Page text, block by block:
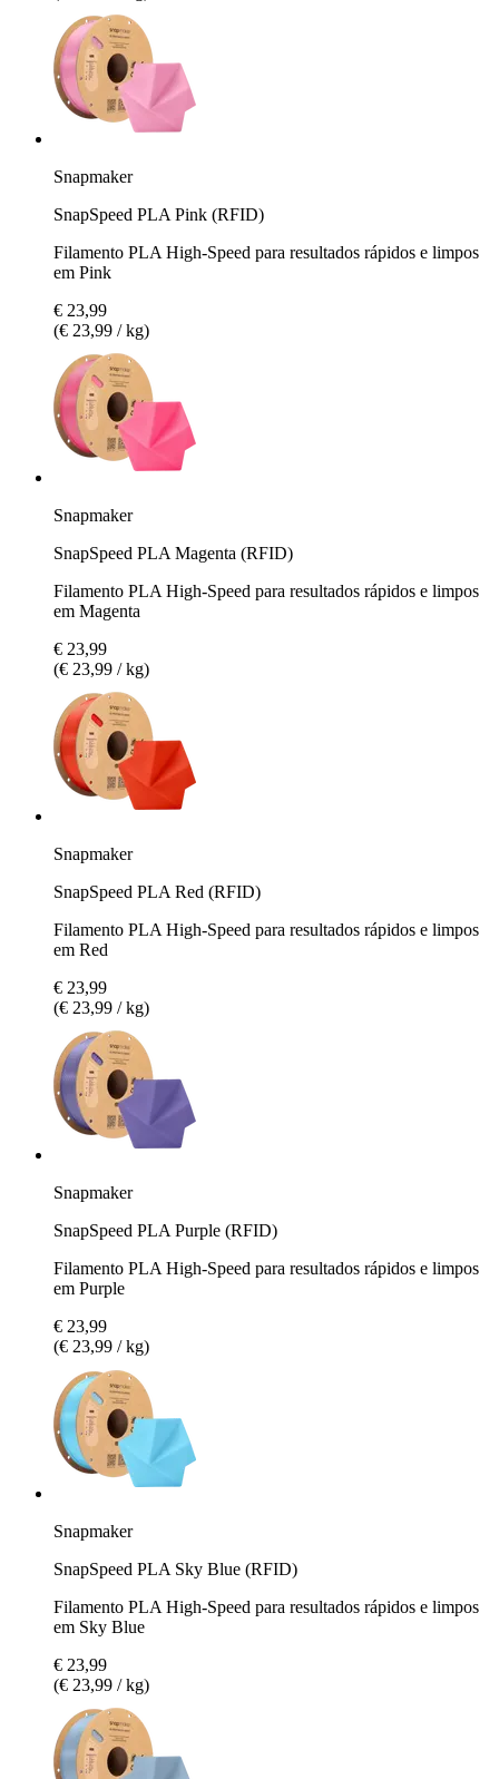
Snapmaker
SnapSpeed PLA Pink (RFID)
Filamento PLA High-Speed para resultados rápidos e limpos
em Pink
€ 23,99
(€ 23,99 / kg)
Snapmaker
SnapSpeed PLA Magenta (RFID)
Filamento PLA High-Speed para resultados rápidos e limpos
em Magenta
€ 23,99
(€ 23,99 / kg)
Snapmaker
SnapSpeed PLA Red (RFID)
Filamento PLA High-Speed para resultados rápidos e limpos
em Red
€ 23,99
(€ 23,99 / kg)
Snapmaker
SnapSpeed PLA Purple (RFID)
Filamento PLA High-Speed para resultados rápidos e limpos
em Purple
€ 23,99
(€ 23,99 / kg)
Snapmaker
SnapSpeed PLA Sky Blue (RFID)
Filamento PLA High-Speed para resultados rápidos e limpos
em Sky Blue
€ 23,99
(€ 23,99 / kg)